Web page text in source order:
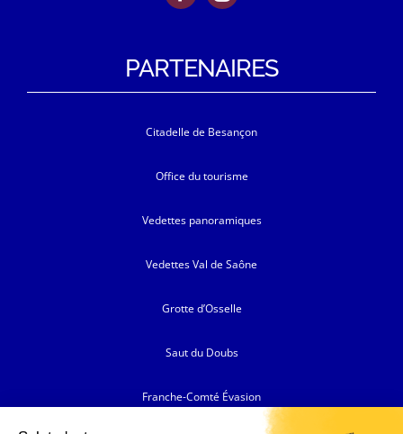
PARTENAIRES
Citadelle de Besançon
Office du tourisme
Vedettes panoramiques
Vedettes Val de Saône
Grotte d’Osselle
Saut du Doubs
Franche-Comté Évasion